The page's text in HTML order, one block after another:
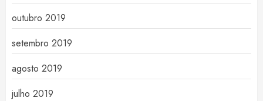
outubro 2019
setembro 2019
agosto 2019
julho 2019